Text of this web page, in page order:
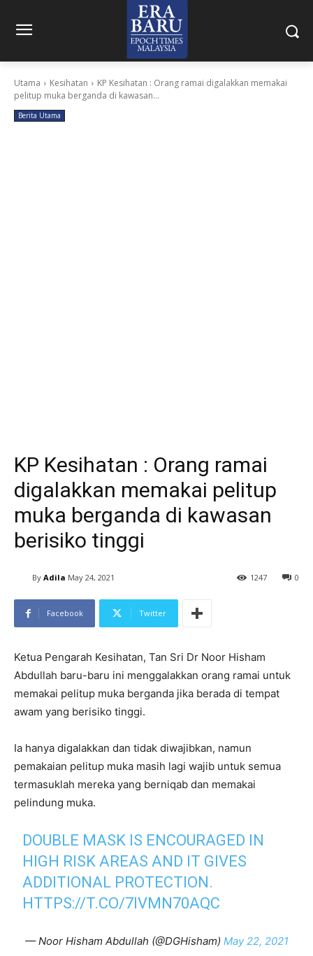
Utama Kesihatan
KP Kesihatan : Orang ramai digalakkan memakai
pelitup muka berganda di kawasan...
Berita Utama
KP Kesihatan : Orang ramai
digalakkan memakai pelitup
muka berganda di kawasan
berisiko tinggi
By Adila May 24, 2021 0
1247
Facebook Twitter
Ketua Pengarah Kesihatan, Tan Sri Dr Noor Hisham
Abdullah baru-baru ini menggalakkan orang ramai untuk
memakai pelitup muka berganda jika berada di tempat
awam yang berisiko tinggi.
Ia hanya digalakkan dan tidak diwajibkan, namun
pemakaian pelitup muka masih lagi wajib untuk semua
termasuklah mereka yang berniqab dan memakai
pelindung muka.
DOUBLE MASK IS ENCOURAGED IN
HIGH RISK AREAS AND IT GIVES
ADDITIONAL PROTECTION.
HTTPS://T.CO/7IVMN70AQC
— Noor Hisham Abdullah (@DGHisham) May 22, 2021